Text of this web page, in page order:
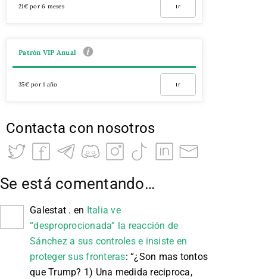
21€ por 6 meses Ir
Patrón VIP Anual
35€ por 1 año Ir
Contacta con nosotros
Se está comentando…
Galestat . en Italia ve
“desproprocionada” la reacción de
Sánchez a sus controles e insiste en
proteger sus fronteras: “¿Son mas tontos
que Trump? 1) Una medida reciproca,